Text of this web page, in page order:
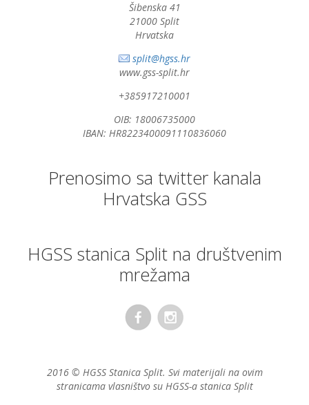
Šibenska 41
21000 Split
Hrvatska
split@hgss.hr
www.gss-split.hr
+385917210001
OIB: 18006735000
IBAN: HR8223400091110836060
Prenosimo sa twitter kanala
Hrvatska GSS
HGSS stanica Split na društvenim
mrežama
2016 © HGSS Stanica Split. Svi materijali na ovim
stranicama vlasništvo su HGSS-a stanica Split